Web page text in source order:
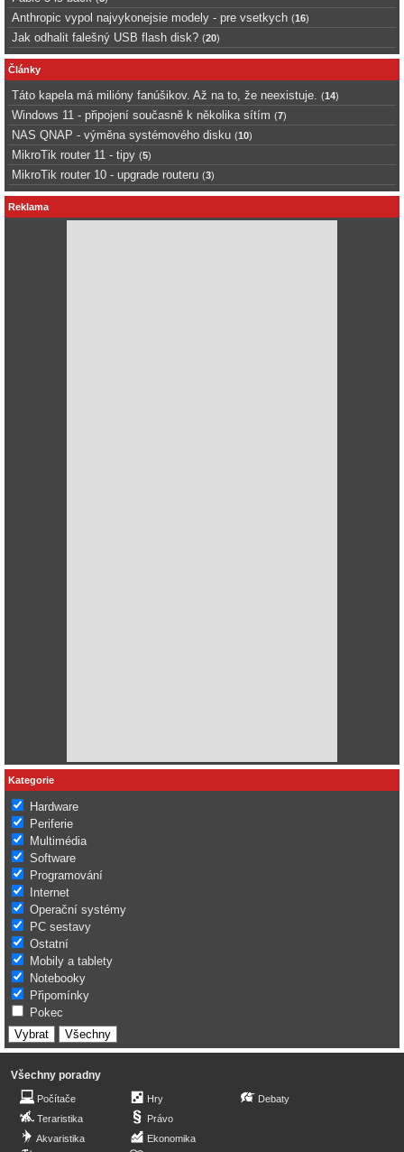
Anthropic vypol najvykonejsie modely - pre vsetkych (16)
Jak odhalit falešný USB flash disk? (20)
Články
Táto kapela má milióny fanúšikov. Až na to, že neexistuje. (14)
Windows 11 - připojení současně k několika sítím (7)
NAS QNAP - výměna systémového disku (10)
MikroTik router 11 - tipy (5)
MikroTik router 10 - upgrade routeru (3)
Reklama
Kategorie
Hardware
Periferie
Multimédia
Software
Programování
Internet
Operační systémy
PC sestavy
Ostatní
Mobily a tablety
Notebooky
Připomínky
Pokec
Všechny poradny
Počítače
Teraristika
Akvaristika
Hry
Právo
Ekonomika
Debaty